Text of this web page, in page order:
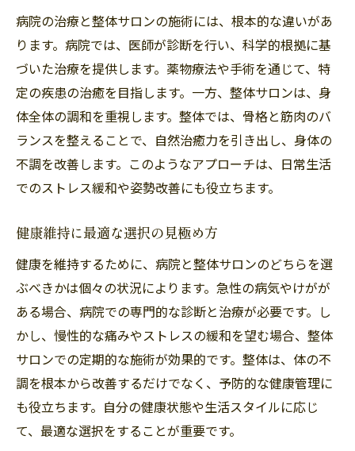
病院の治療と整体サロンの施術には、根本的な違いがあ
ります。病院では、医師が診断を行い、科学的根拠に基
づいた治療を提供します。薬物療法や手術を通じて、特
定の疾患の治癒を目指します。一方、整体サロンは、身
体全体の調和を重視します。整体では、骨格と筋肉のバ
ランスを整えることで、自然治癒力を引き出し、身体の
不調を改善します。このようなアプローチは、日常生活
でのストレス緩和や姿勢改善にも役立ちます。
健康維持に最適な選択の見極め方
健康を維持するために、病院と整体サロンのどちらを選
ぶべきかは個々の状況によります。急性の病気やけがが
ある場合、病院での専門的な診断と治療が必要です。し
かし、慢性的な痛みやストレスの緩和を望む場合、整体
サロンでの定期的な施術が効果的です。整体は、体の不
調を根本から改善するだけでなく、予防的な健康管理に
も役立ちます。自分の健康状態や生活スタイルに応じ
て、最適な選択をすることが重要です。